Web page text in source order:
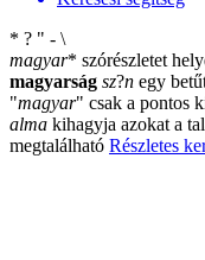
* ? " - \
magyar* szórészletet
magyarság sz?n egy
"magyar" csak a pontos
alma kihagyja azokat a
megtalálható Részletes